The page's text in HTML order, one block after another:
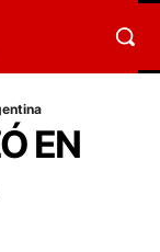
EN